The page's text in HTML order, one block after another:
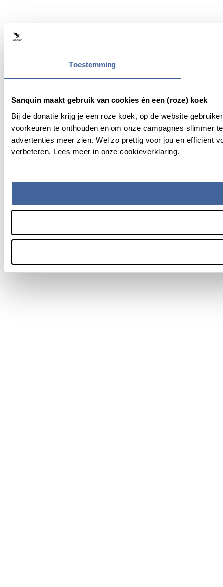
Toestemming
Sanquin maakt gebruik van cookies én een (roze) koek
Bij de donatie krijg je een roze koek, op de website
voorkeuren te onthouden en om onze campagnes slimmer
advertenties meer zien. Wel zo prettig voor jou en efficiënt
verbeteren. Lees meer in onze cookieverklaring.